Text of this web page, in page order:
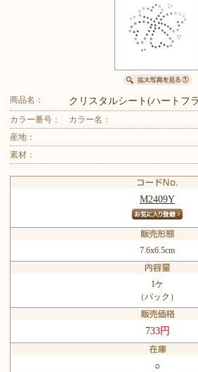
商品名： クリスタルシート(ハートフ
カラー番号：
カラー名：
産地：
素材：
M2409Y
7.6x6.5cm
1ケ
（パック）
733円
○